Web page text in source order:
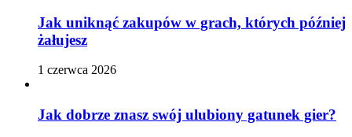
Jak uniknąć zakupów w grach, których później
żałujesz
1 czerwca 2026
Jak dobrze znasz swój ulubiony gatunek gier?